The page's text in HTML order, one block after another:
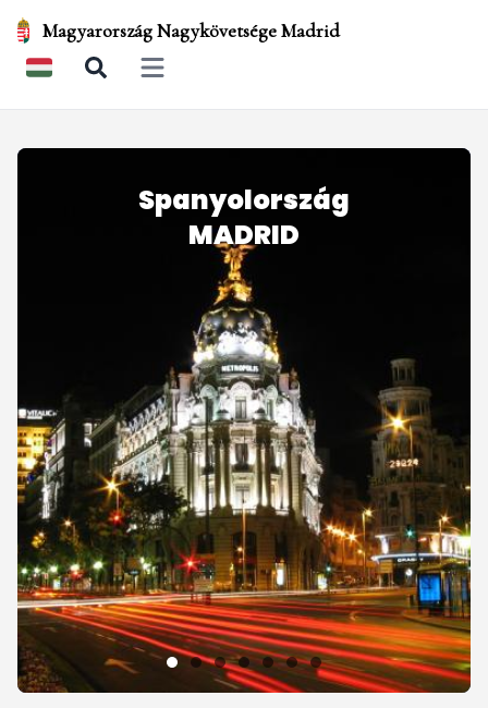
Magyarország Nagykövetsége Madrid
Open main menu
Spanyolország
MADRID